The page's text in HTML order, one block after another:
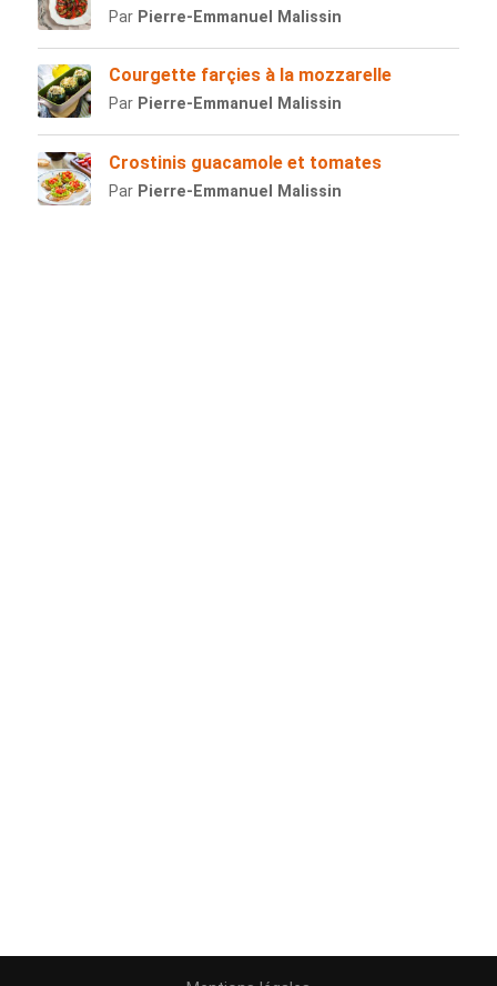
Par Pierre-Emmanuel Malissin
Courgette farçies à la mozzarelle
Par Pierre-Emmanuel Malissin
Crostinis guacamole et tomates
Par Pierre-Emmanuel Malissin